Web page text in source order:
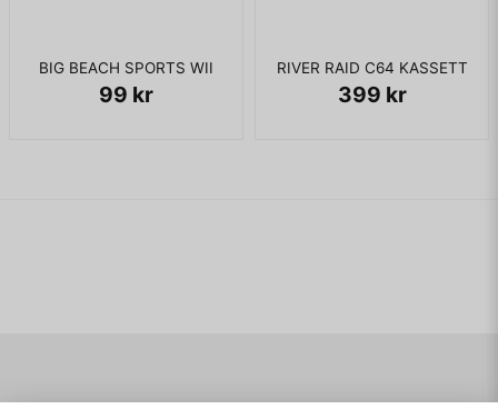
BIG BEACH SPORTS WII
99 kr
RIVER RAID C64 KASSETT
399 kr